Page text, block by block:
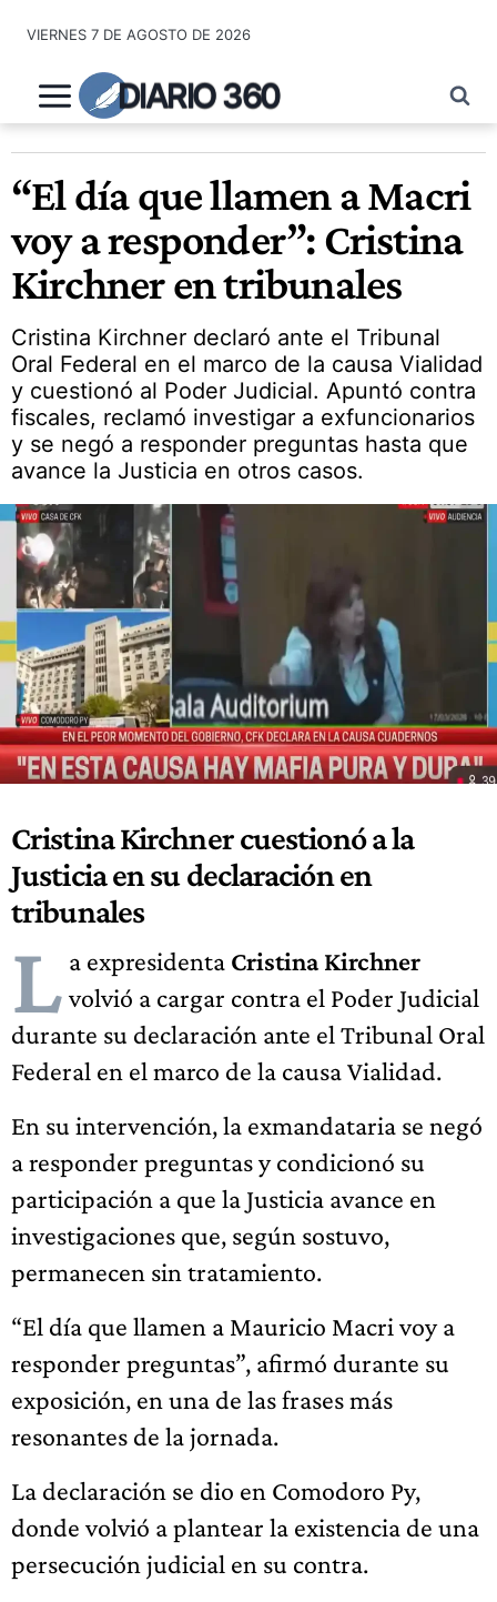
contenido
VIERNES 7 DE AGOSTO DE 2026
DIARIO 360
“El día que llamen a Macri
voy a responder”: Cristina
Kirchner en tribunales
Cristina Kirchner declaró ante el Tribunal
Oral Federal en el marco de la causa Vialidad
y cuestionó al Poder Judicial. Apuntó contra
fiscales, reclamó investigar a exfuncionarios
y se negó a responder preguntas hasta que
avance la Justicia en otros casos.
Cristina Kirchner cuestionó a la
Justicia en su declaración en
tribunales
L a expresidenta Cristina Kirchner
volvió a cargar contra el Poder Judicial
durante su declaración ante el Tribunal Oral
Federal en el marco de la causa Vialidad.
En su intervención, la exmandataria se negó
a responder preguntas y condicionó su
participación a que la Justicia avance en
investigaciones que, según sostuvo,
permanecen sin tratamiento.
“El día que llamen a Mauricio Macri voy a
responder preguntas”, afirmó durante su
exposición, en una de las frases más
resonantes de la jornada.
La declaración se dio en Comodoro Py,
donde volvió a plantear la existencia de una
persecución judicial en su contra.